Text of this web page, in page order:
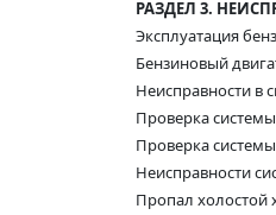
РАЗДЕЛ 3.
Эксплуатация
Бензиновый
Неисправности в
Проверка
Проверка
Неисправности
Пропал холостой